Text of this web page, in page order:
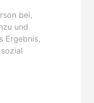
bei,
und
Ergebnis,